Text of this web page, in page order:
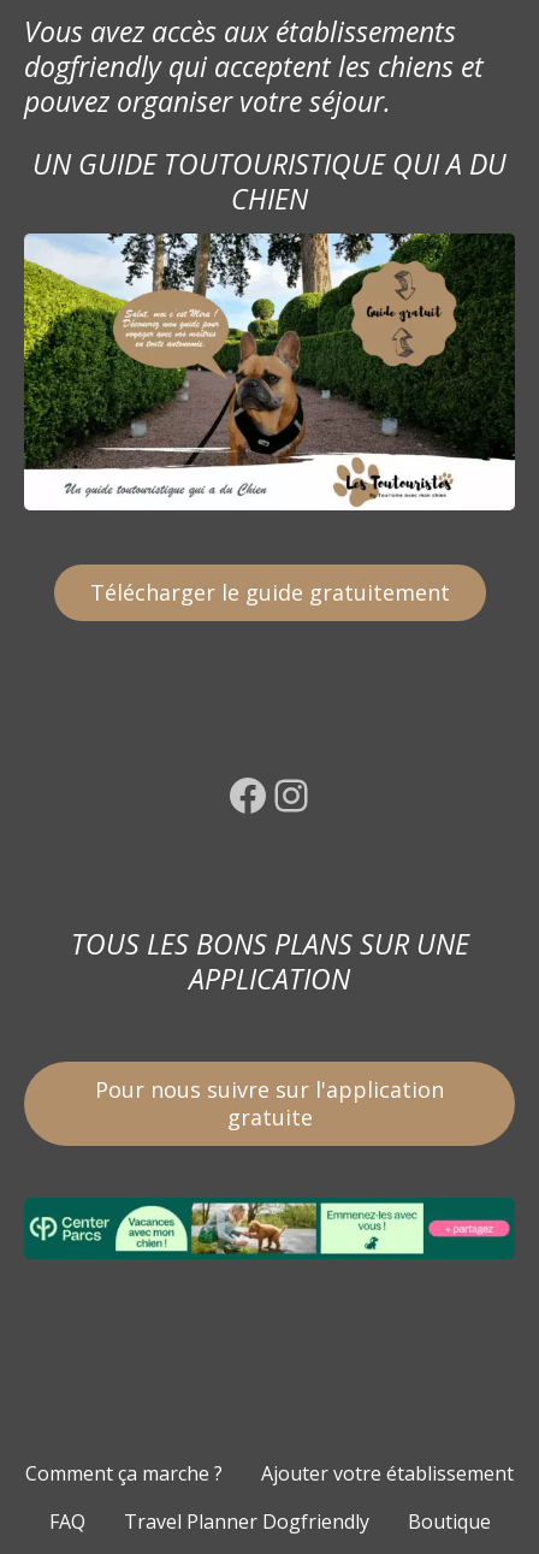
Vous avez accès aux établissements
dogfriendly qui acceptent les chiens et
pouvez organiser votre séjour.
UN GUIDE TOUTOURISTIQUE QUI A DU
CHIEN
Télécharger le guide gratuitement
Facebook Instagram
TOUS LES BONS PLANS SUR UNE
APPLICATION
Pour nous suivre sur l'application
gratuite
Comment ça marche ?
Ajouter votre établissement
FAQ
Travel Planner Dogfriendly Boutique